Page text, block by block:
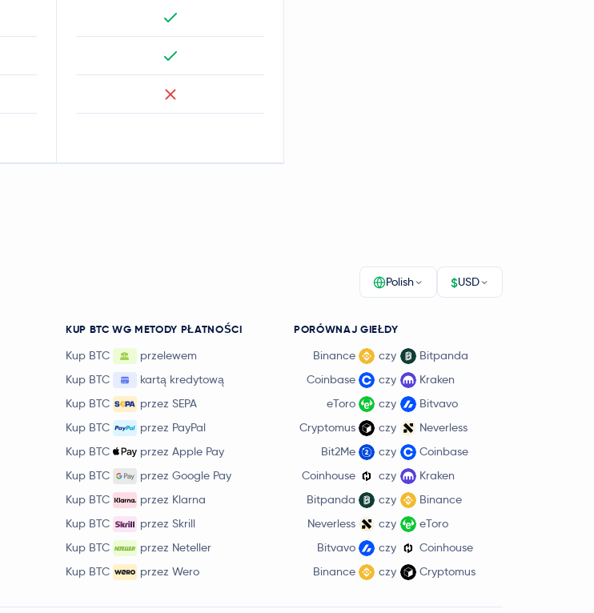
Polish $USD
KUP BTC WG METODY PŁATNOŚCI
Kup BTC
przelewem
Kup BTC
kartą kredytową
Kup BTC
przez SEPA
Kup BTC
przez PayPal
Kup BTC
przez Apple Pay
Kup BTC
przez Google Pay
Kup BTC
przez Klarna
Kup BTC
przez Skrill
Kup BTC
przez Neteller
Kup BTC
przez Wero
PORÓWNAJ GIEŁDY
Binance czy
Bitpanda
Coinbase
czy
Kraken
eToro
czy
Bitvavo
Cryptomus
czy
Neverless
Bit2Me
czy
Coinbase
Coinhouse
czy
Kraken
Bitpanda
czy
Binance
Neverless
czy
eToro
Bitvavo
czy
Coinhouse
Binance
czy Cryptomus